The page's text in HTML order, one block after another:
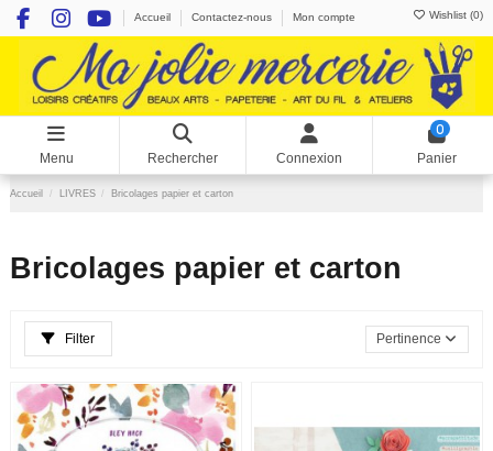
Accueil Contactez-nous Mon compte Wishlist (0)
Menu Rechercher Connexion
0
Panier
Accueil LIVRES Bricolages papier et carton
Bricolages papier et carton
Filter Pertinence